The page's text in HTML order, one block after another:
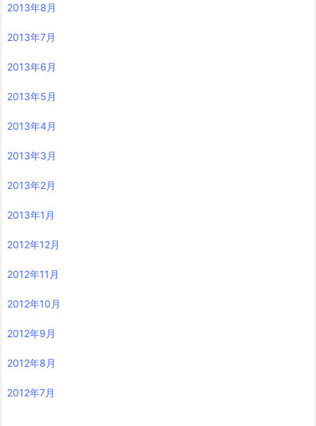
2013年8月
2013年7月
2013年6月
2013年5月
2013年4月
2013年3月
2013年2月
2013年1月
2012年12月
2012年11月
2012年10月
2012年9月
2012年8月
2012年7月